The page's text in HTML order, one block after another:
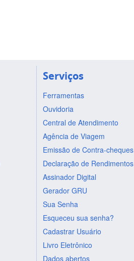
Serviços
Ferramentas
Ouvidoria
Central de Atendimento
Agência de Viagem
Emissão de Contra-cheques
Declaração de Rendimentos
Assinador Digital
Gerador GRU
Sua Senha
Esqueceu sua senha?
Cadastrar Usuário
Livro Eletrônico
Dados abertos